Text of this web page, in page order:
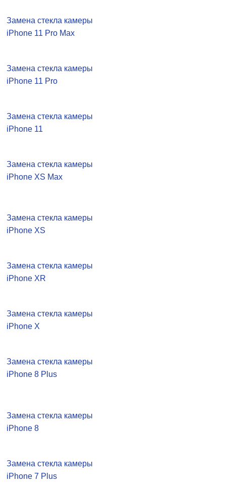
Замена стекла камеры
iPhone 11 Pro Max
Замена стекла камеры
iPhone 11 Pro
Замена стекла камеры
iPhone 11
Замена стекла камеры
iPhone XS Max
Замена стекла камеры
iPhone XS
Замена стекла камеры
iPhone XR
Замена стекла камеры
iPhone X
Замена стекла камеры
iPhone 8 Plus
Замена стекла камеры
iPhone 8
Замена стекла камеры
iPhone 7 Plus